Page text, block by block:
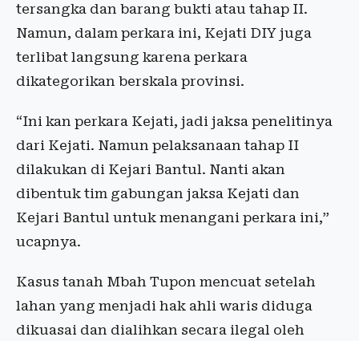
tersangka dan barang bukti atau tahap II.
Namun, dalam perkara ini, Kejati DIY juga
terlibat langsung karena perkara
dikategorikan berskala provinsi.
“Ini kan perkara Kejati, jadi jaksa penelitinya
dari Kejati. Namun pelaksanaan tahap II
dilakukan di Kejari Bantul. Nanti akan
dibentuk tim gabungan jaksa Kejati dan
Kejari Bantul untuk menangani perkara ini,”
ucapnya.
Kasus tanah Mbah Tupon mencuat setelah
lahan yang menjadi hak ahli waris diduga
dikuasai dan dialihkan secara ilegal oleh